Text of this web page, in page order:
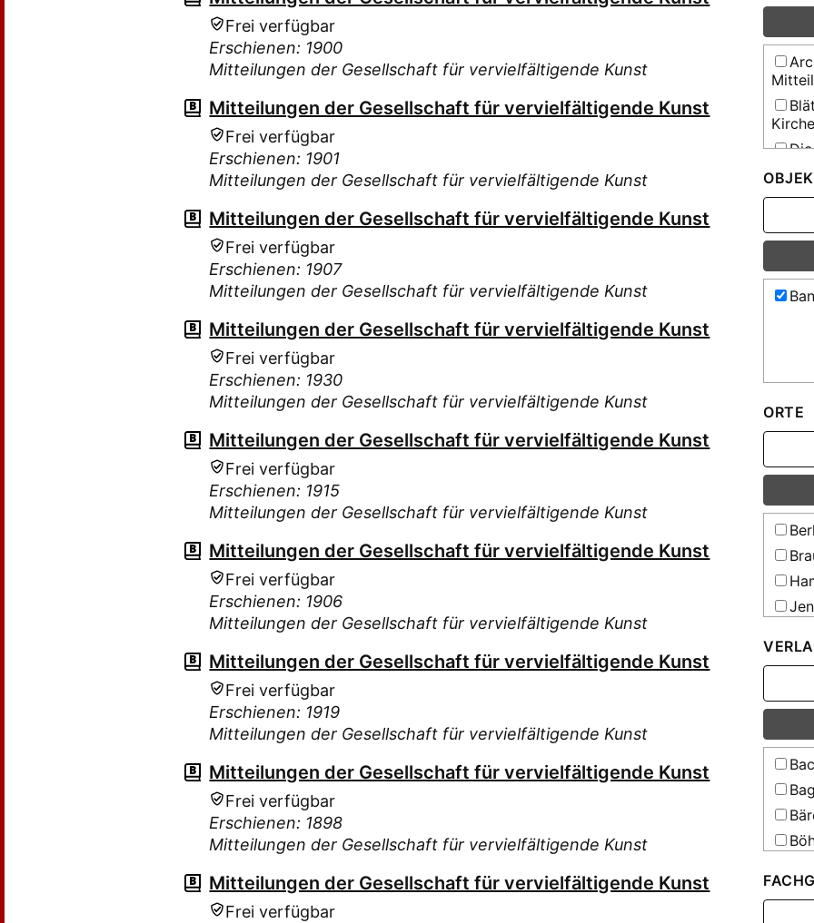
Frei verfügbar
Erschienen: 1900
Mitteilungen der Gesellschaft für vervielfältigende Kunst
Mitteilungen der Gesellschaft für vervielfältigende Kunst
Frei verfügbar
Erschienen: 1901
Mitteilungen der Gesellschaft für vervielfältigende Kunst
Mitteilungen der Gesellschaft für vervielfältigende Kunst
Frei verfügbar
Erschienen: 1907
Mitteilungen der Gesellschaft für vervielfältigende Kunst
Mitteilungen der Gesellschaft für vervielfältigende Kunst
Frei verfügbar
Erschienen: 1930
Mitteilungen der Gesellschaft für vervielfältigende Kunst
Mitteilungen der Gesellschaft für vervielfältigende Kunst
Frei verfügbar
Erschienen: 1915
Mitteilungen der Gesellschaft für vervielfältigende Kunst
Mitteilungen der Gesellschaft für vervielfältigende Kunst
Frei verfügbar
Erschienen: 1906
Mitteilungen der Gesellschaft für vervielfältigende Kunst
Mitteilungen der Gesellschaft für vervielfältigende Kunst
Frei verfügbar
Erschienen: 1919
Mitteilungen der Gesellschaft für vervielfältigende Kunst
Mitteilungen der Gesellschaft für vervielfältigende Kunst
Frei verfügbar
Erschienen: 1898
Mitteilungen der Gesellschaft für vervielfältigende Kunst
Mitteilungen der Gesellschaft für vervielfältigende Kunst
Frei verfügbar
der
ORTE